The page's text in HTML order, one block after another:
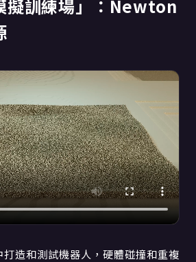
擬訓練場」：Newton
造和測試機器人，硬體碰撞和重複